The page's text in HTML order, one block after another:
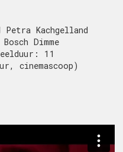
Kachgelland
Dimme
11
cinemascoop)